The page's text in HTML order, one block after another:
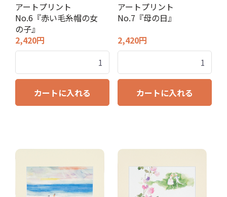
アートプリント
No.6『赤い毛糸帽の女
の子』
2,420円
カートに入れる
アートプリント
No.7『母の日』
2,420円
カートに入れる